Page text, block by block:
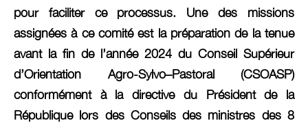
pour faciliter ce processus. Une des missions
assignées à ce comité est la préparation de la tenue
avant la fin de l’année 2024 du Conseil Supérieur
d’Orientation Agro-Sylvo–Pastoral (CSOASP)
conformément à la directive du Président de la
République lors des Conseils des ministres des 8